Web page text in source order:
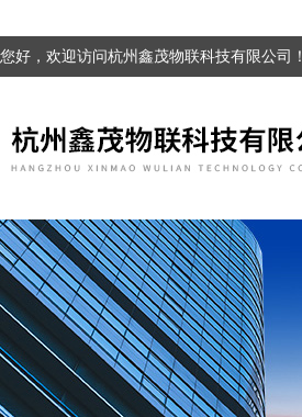
您好，欢迎访问杭州鑫茂物联科技有限公司！